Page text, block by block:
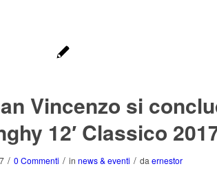
Vincenzo si
12′ Classico
/ 0 Commenti / in news & eventi / da ernestor